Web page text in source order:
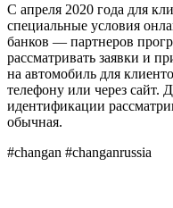
С апреля 2020 года для
специальные условия
банков — партнеров
рассматривать заявки и
на автомобиль для
телефону или через сайт.
идентификации
обычная.
#changan #changanrussia